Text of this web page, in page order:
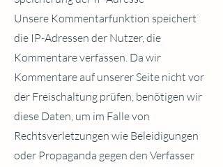
Unsere Kommentarfunktion speichert
die IP-Adressen der Nutzer, die
Kommentare verfassen. Da wir
Kommentare auf unserer Seite nicht vor
der Freischaltung prüfen, benötigen wir
diese Daten, um im Falle von
Rechtsverletzungen wie Beleidigungen
oder Propaganda gegen den Verfasser